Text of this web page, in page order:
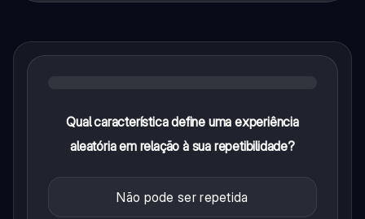
Qual característica define uma experiência
aleatória em relação à sua repetibilidade?
Não pode ser repetida